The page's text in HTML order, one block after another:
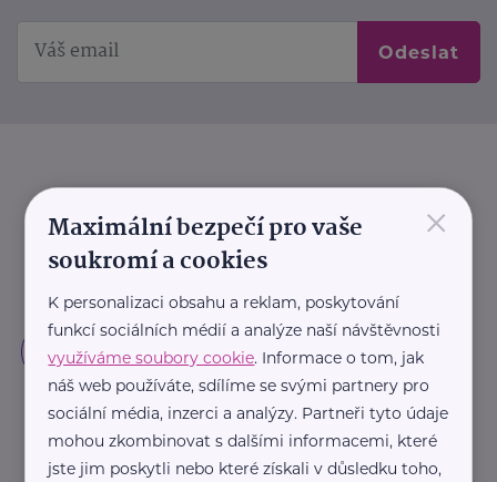
Odeslat
×
Maximální bezpečí pro vaše
soukromí a cookies
K personalizaci obsahu a reklam, poskytování
funkcí sociálních médií a analýze naší návštěvnosti
využíváme soubory cookie. Informace o tom, jak
náš web používáte, sdílíme se svými partnery pro
sociální média, inzerci a analýzy. Partneři tyto údaje
mohou zkombinovat s dalšími informacemi, které
jste jim poskytli nebo které získali v důsledku toho,